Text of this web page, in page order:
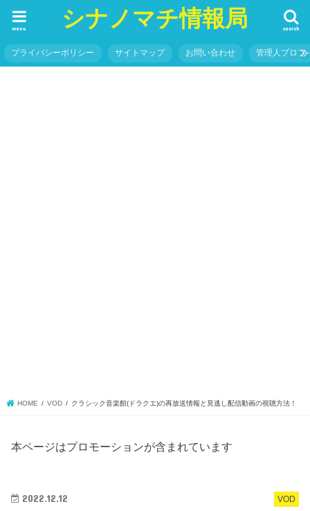
シナノマチ情報局 search
menu
プライバシーポリシー サイトマップ お問い合わせ 管理人プロフ
HOME VOD クラシック音楽館(ドラクエ)の再放送情報と見逃し配信動画の視聴方法！
本ページはプロモーションが含まれています
VOD
2022.12.12